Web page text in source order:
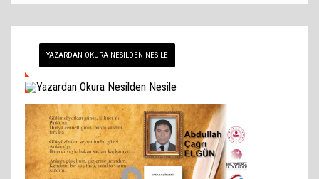
VIDEO
YAZARDAN OKURA NESILDEN NESILE